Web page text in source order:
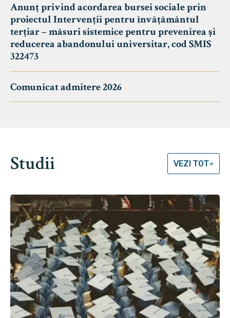
Anunț privind acordarea bursei sociale prin
proiectul Intervenții pentru învățământul
terțiar – măsuri sistemice pentru prevenirea și
reducerea abandonului universitar, cod SMIS
322473
Comunicat admitere 2026
Studii VEZI TOT